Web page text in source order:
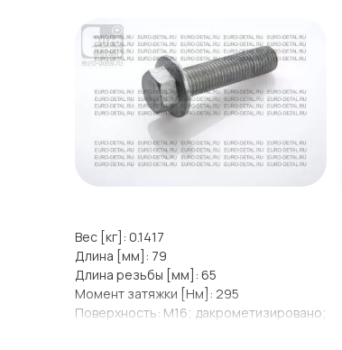
Вес [кг]: 0.1417
Длина [мм]: 79
Длина резьбы [мм]: 65
Момент затяжки [Нм]: 295
Поверхность: M16; дакрометизировано;